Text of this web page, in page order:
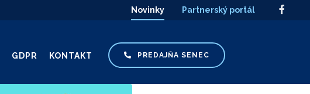
Novinky Partnerský portál
PREDAJŇA SENEC
GDPR KONTAKT